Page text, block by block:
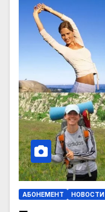
АБОНЕМЕНТ НОВОСТИ